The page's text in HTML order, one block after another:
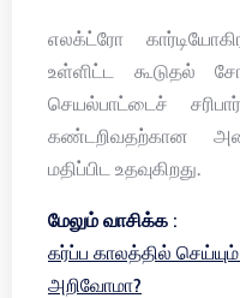
எலக்ட்ரோ
உள்ளிட்ட கூடுதல்
செயல்பாட்டைச்
கண்டறிவதற்கான
மதிப்பிட உதவுகிறது.
மேலும் வாசிக்க :
கர்ப்ப காலத்தில்
அறிவோமா?